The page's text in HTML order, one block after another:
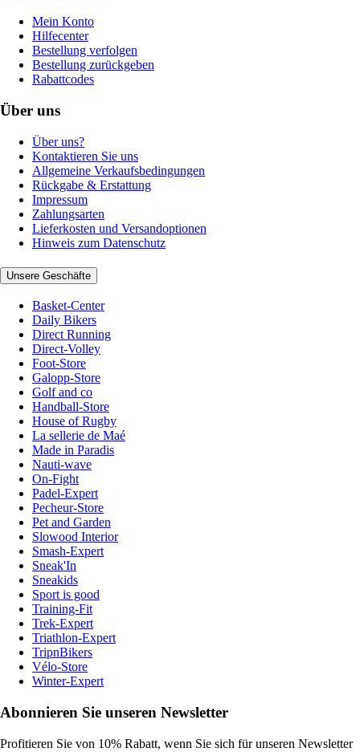
Mein Konto
Hilfecenter
Bestellung verfolgen
Bestellung zurückgeben
Rabattcodes
Über uns
Über uns?
Kontaktieren Sie uns
Allgemeine Verkaufsbedingungen
Rückgabe & Erstattung
Impressum
Zahlungsarten
Lieferkosten und Versandoptionen
Hinweis zum Datenschutz
Unsere Geschäfte
Basket-Center
Daily Bikers
Direct Running
Direct-Volley
Foot-Store
Galopp-Store
Golf and co
Handball-Store
House of Rugby
La sellerie de Maé
Made in Paradis
Nauti-wave
On-Fight
Padel-Expert
Pecheur-Store
Pet and Garden
Slowood Interior
Smash-Expert
Sneak'In
Sneakids
Sport is good
Training-Fit
Trek-Expert
Triathlon-Expert
TripnBikers
Vélo-Store
Winter-Expert
Abonnieren Sie unseren Newsletter
Profitieren Sie von 10% Rabatt, wenn Sie sich für unseren Newsletter